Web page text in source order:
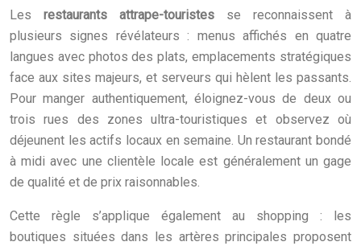
Les restaurants attrape-touristes se reconnaissent à
plusieurs signes révélateurs : menus affichés en quatre
langues avec photos des plats, emplacements stratégiques
face aux sites majeurs, et serveurs qui hèlent les passants.
Pour manger authentiquement, éloignez-vous de deux ou
trois rues des zones ultra-touristiques et observez où
déjeunent les actifs locaux en semaine. Un restaurant bondé
à midi avec une clientèle locale est généralement un gage
de qualité et de prix raisonnables.
Cette règle s’applique également au shopping : les
boutiques situées dans les artères principales proposent